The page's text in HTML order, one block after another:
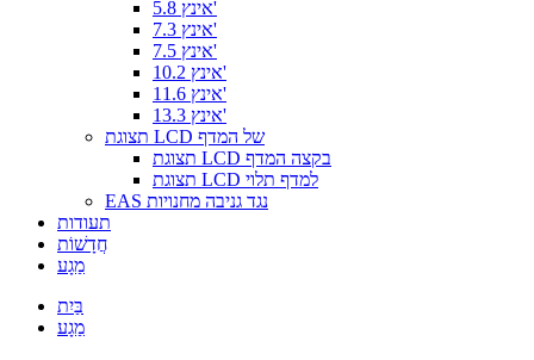
5.8 אינץ'
7.3 אינץ'
7.5 אינץ'
10.2 אינץ'
11.6 אינץ'
13.3 אינץ'
תצוגת LCD של המדף
תצוגת LCD בקצה המדף
תצוגת LCD למדף תלוי
EAS נגד גניבה מחנויות
תעודות
חֲדָשׁוֹת
מַגָע
בַּיִת
מַגָע